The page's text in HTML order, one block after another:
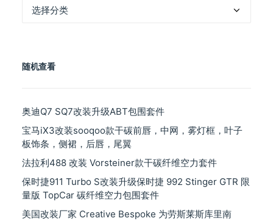
随机查看
奥迪Q7 SQ7改装升级ABT包围套件
宝马iX3改装sooqoo款干碳前唇，中网，雾灯框，叶子
板饰条，侧裙，后唇，尾翼
法拉利488 改装 Vorsteiner款干碳纤维空力套件
保时捷911 Turbo S改装升级保时捷 992 Stinger GTR 限
量版 TopCar 碳纤维空力包围套件
美国改装厂家 Creative Bespoke 为劳斯莱斯库里南